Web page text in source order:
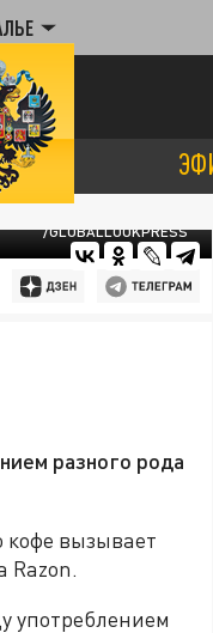
/GLOBALLOOKPRESS
разного рода
кофе вызывает
Razon.
употреблением